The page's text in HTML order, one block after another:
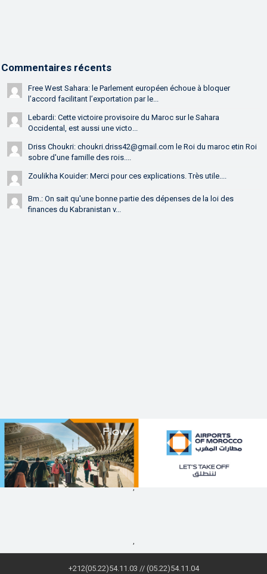
Commentaires récents
Free West Sahara: le Parlement européen échoue à bloquer
l’accord facilitant l’exportation par le...
Lebardi: Cette victoire provisoire du Maroc sur le Sahara
Occidental, est aussi une victo...
Driss Choukri: choukri.driss42@gmail.com le Roi du maroc etin Roi
sobre d'une famille des rois....
Zoulikha Kouider: Merci pour ces explications. Très utile....
Bm.: On sait qu'une bonne partie des dépenses de la loi des
finances du Kabranistan v...
,
,
+212(05.22)54.11.03 // (05.22)54.11.04